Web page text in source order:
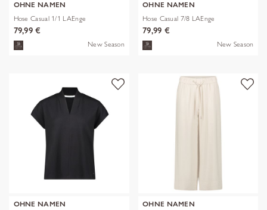
OHNE NAMEN
Hose Casual 1/1 LAEnge
79,99 €
New Season
OHNE NAMEN
Hose Casual 7/8 LAEnge
79,99 €
New Season
OHNE NAMEN
OHNE NAMEN